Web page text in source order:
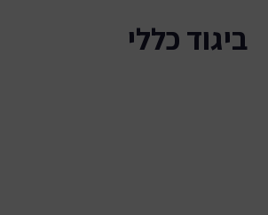
ביגוד כללי